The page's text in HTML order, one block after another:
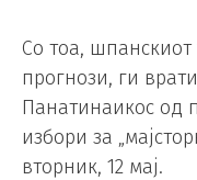
Со тоа,
прогнози, ги
Панатинаикос од
избори за
вторник, 12 мај.